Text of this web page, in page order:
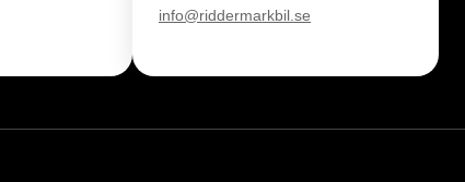
info@riddermarkbil.se